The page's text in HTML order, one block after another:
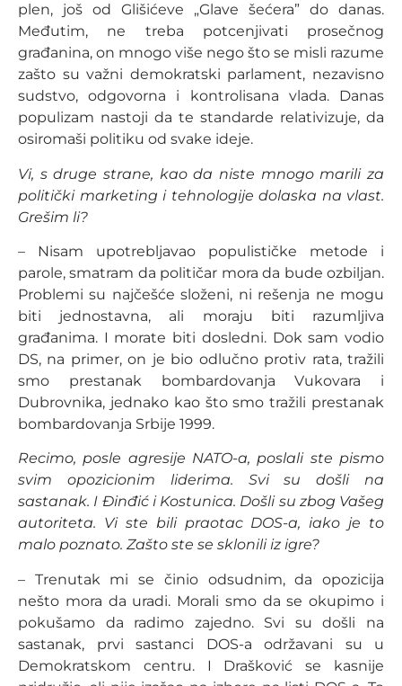
plen, još od Glišićeve „Glave šećera” do danas.
Međutim, ne treba potcenjivati prosečnog
građanina, on mnogo više nego što se misli razume
zašto su važni demokratski parlament, nezavisno
sudstvo, odgovorna i kontrolisana vlada. Danas
populizam nastoji da te standarde relativizuje, da
osiromaši politiku od svake ideje.
Vi, s druge strane, kao da niste mnogo marili za
politički marketing i tehnologije dolaska na vlast.
Grešim li?
– Nisam upotrebljavao populističke metode i
parole, smatram da političar mora da bude ozbiljan.
Problemi su najčešće složeni, ni rešenja ne mogu
biti jednostavna, ali moraju biti razumljiva
građanima. I morate biti dosledni. Dok sam vodio
DS, na primer, on je bio odlučno protiv rata, tražili
smo prestanak bombardovanja Vukovara i
Dubrovnika, jednako kao što smo tražili prestanak
bombardovanja Srbije 1999.
Recimo, posle agresije NATO-a, poslali ste pismo
svim opozicionim liderima. Svi su došli na
sastanak. I Đinđić i Kostunica. Došli su zbog Vašeg
autoriteta. Vi ste bili praotac DOS-a, iako je to
malo poznato. Zašto ste se sklonili iz igre?
– Trenutak mi se činio odsudnim, da opozicija
nešto mora da uradi. Morali smo da se okupimo i
pokušamo da radimo zajedno. Svi su došli na
sastanak, prvi sastanci DOS-a održavani su u
Demokratskom centru. I Drašković se kasnije